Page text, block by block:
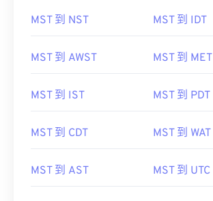
MST 到 NST MST 到 IDT
MST 到 AWST MST 到 MET
MST 到 IST MST 到 PDT
MST 到 CDT MST 到 WAT
MST 到 AST MST 到 UTC